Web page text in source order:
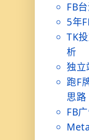
FB
5年
TK
析
独立
跑F
思路
FB